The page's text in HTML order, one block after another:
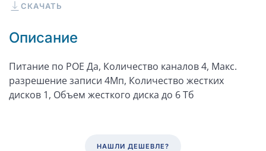
СКАЧАТЬ
Описание
Питание по РОЕ Да, Количество каналов 4, Макс.
разрешение записи 4Мп, Количество жестких
дисков 1, Объем жесткого диска до 6 Тб
НАШЛИ ДЕШЕВЛЕ?